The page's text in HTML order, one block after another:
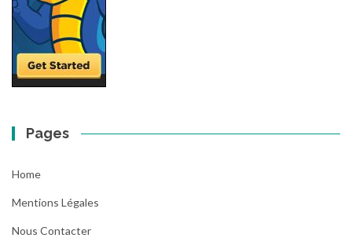
Pages
Home
Mentions Légales
Nous Contacter